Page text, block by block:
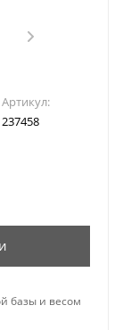
Артикул:
237458
базы и весом